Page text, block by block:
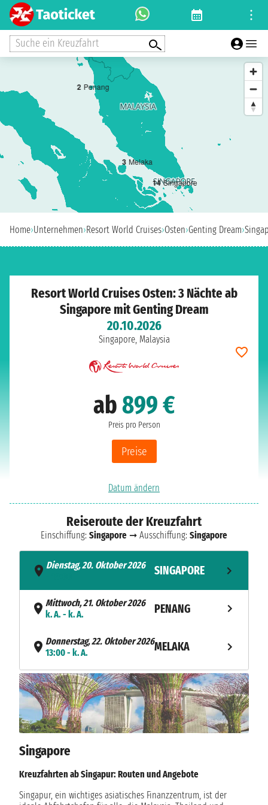
Suche ein Kreuzfahrt
14 Singapore
2 Penang
3 Melaka
Home›Unternehmen›Resort World Cruises›Osten›Genting Dream›
Resort World Cruises Osten: 3 Nächte ab
Singapore mit Genting Dream
20.10.2026
Singapore, Malaysia
ab899 €
Preis pro Person
Preise
Datum ändern
Reiseroute der Kreuzfahrt
Einschiffung: Singapore ➞ Ausschiffung: Singapore
Dienstag, 20. Oktober 2026
SINGAPORE
Mittwoch, 21. Oktober 2026
k. A. - k. A.
PENANG
Donnerstag, 22. Oktober 2026
13:00 - k. A.
MELAKA
Freitag, 23. Oktober 2026
k. A.
SINGAPORE
Singapore
Kreuzfahrten ab Singapur: Routen und Angebote
Singapur, ein wichtiges asiatisches Finanzzentrum, ist der